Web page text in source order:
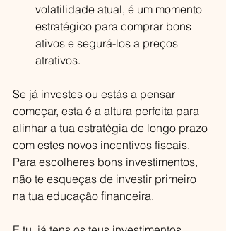
volatilidade atual, é um momento
estratégico para comprar bons
ativos e segurá-los a preços
atrativos.
Se já investes ou estás a pensar
começar, esta é a altura perfeita para
alinhar a tua estratégia de longo prazo
com estes novos incentivos fiscais.
Para escolheres bons investimentos,
não te esqueças de investir primeiro
na tua educação financeira.